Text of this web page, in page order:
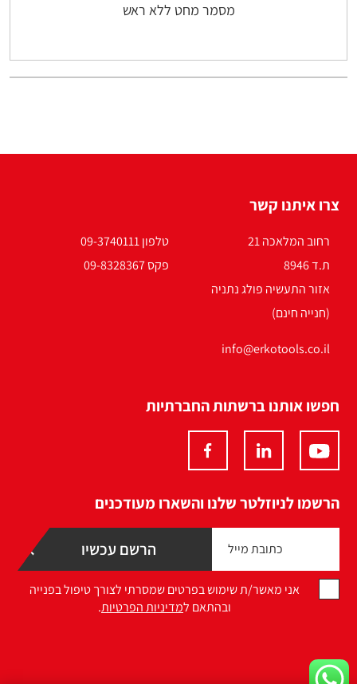
מסמר מחט ללא ראש
צרו איתנו קשר
רחוב המלאכה 21
ת.ד 8946
אזור התעשיה פולג נתניה
(חנייה חינם)
טלפון 09-3740111
פקס 09-8328367
info@erkotools.co.il
חפשו אותנו ברשתות החברתיות
הרשמו לניוזלטר שלנו והשארו מעודכנים
אני מאשר/ת שימוש בפרטים שמסרתי לצורך טיפול בפנייה
ובהתאם למדיניות הפרטיות.